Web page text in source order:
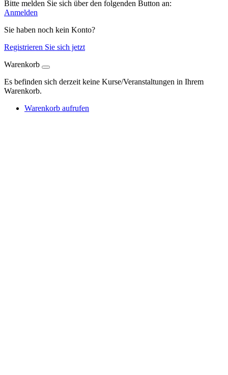
Bitte melden Sie sich über den folgenden Button an:
Anmelden
Sie haben noch kein Konto?
Registrieren Sie sich jetzt
Warenkorb
Es befinden sich derzeit keine Kurse/Veranstaltungen in Ihrem
Warenkorb.
Warenkorb aufrufen